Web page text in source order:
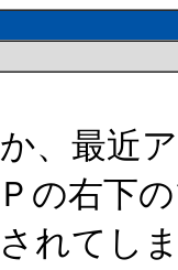
、最近
の右下
れてし